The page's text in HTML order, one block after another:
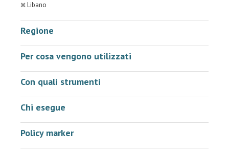
Libano
Regione
Per cosa vengono utilizzati
Con quali strumenti
Chi esegue
Policy marker